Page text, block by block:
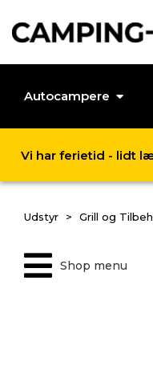
Autocampere
Vi har ferietid - lidt
Udstyr Grill og
Shop menu